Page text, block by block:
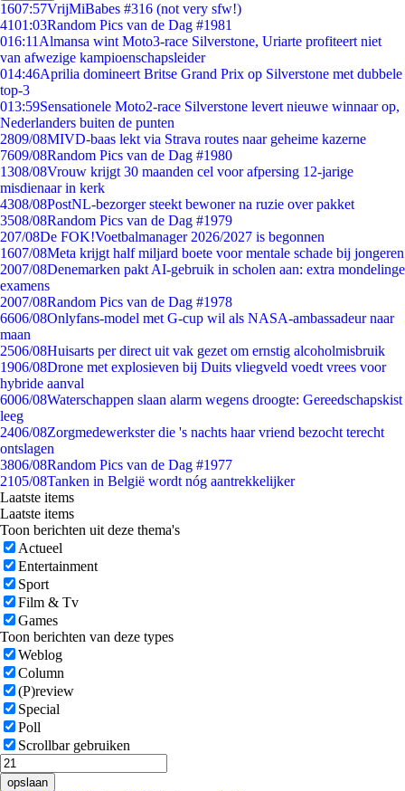
1607:57VrijMiBabes #316 (not very sfw!)
4101:03Random Pics van de Dag #1981
016:11 Almansa wint Moto3-race Silverstone, Uriarte profiteert niet
van afwezige kampioenschapsleider
014:46Aprilia domineert Britse Grand Prix op Silverstone met dubbele
top-3
013:59Sensationele Moto2-race Silverstone levert nieuwe winnaar op,
Nederlanders buiten de punten
2809/08MIVD-baas lekt via Strava routes naar geheime kazerne
7609/08Random Pics van de Dag #1980
1308/08Vrouw krijgt 30 maanden cel voor afpersing 12-jarige
misdienaar in kerk
4308/08PostNL-bezorger steekt bewoner na ruzie over pakket
3508/08Random Pics van de Dag #1979
207/08De FOK!Voetbalmanager 2026/2027 is begonnen
1607/08Meta krijgt half miljard boete voor mentale schade bij jongeren
2007/08Denemarken pakt AI-gebruik in scholen aan: extra mondelinge
examens
2007/08Random Pics van de Dag #1978
6606/08Onlyfans-model met G-cup wil als NASA-ambassadeur naar
maan
2506/08Huisarts per direct uit vak gezet om ernstig alcoholmisbruik
1906/08Drone met explosieven bij Duits vliegveld voedt vrees voor
hybride aanval
6006/08Waterschappen slaan alarm wegens droogte: Gereedschapskist
leeg
2406/08Zorgmedewerkster die 's nachts haar vriend bezocht terecht
ontslagen
3806/08Random Pics van de Dag #1977
2105/08Tanken in België wordt nóg aantrekkelijker
Laatste items
Laatste items
Toon berichten uit deze thema's
Actueel
Entertainment
Sport
Film & Tv
Games
Toon berichten van deze types
Weblog
Column
(P)review
Special
Poll
Scrollbar gebruiken
opslaan